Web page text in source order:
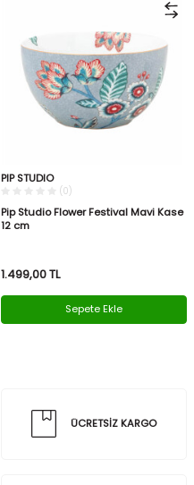
PIP STUDIO
(0)
Pip Studio Flower Festival Mavi Kase
12 cm
1.499,00TL
Sepete Ekle
ÜCRETSİZ KARGO